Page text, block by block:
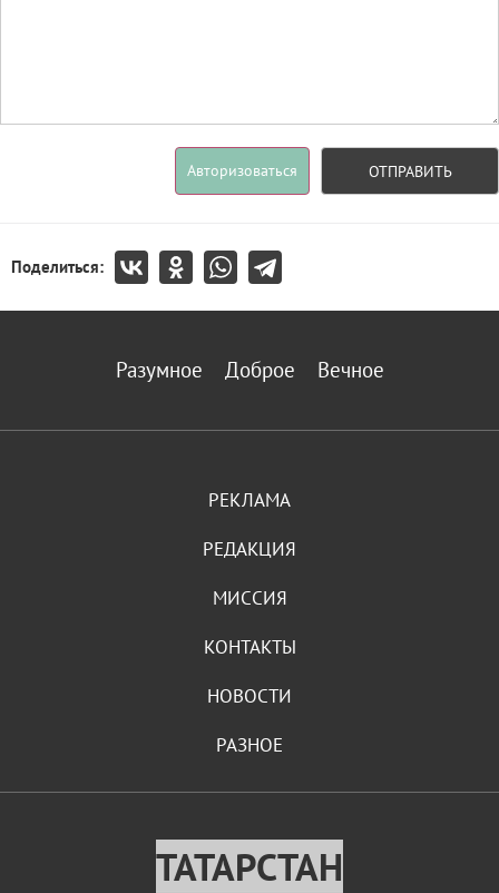
Авторизоваться ОТПРАВИТЬ
Поделиться:
Разумное Доброе Вечное
РЕКЛАМА
РЕДАКЦИЯ
МИССИЯ
КОНТАКТЫ
НОВОСТИ
РАЗНОЕ
ТАТАРСТАН